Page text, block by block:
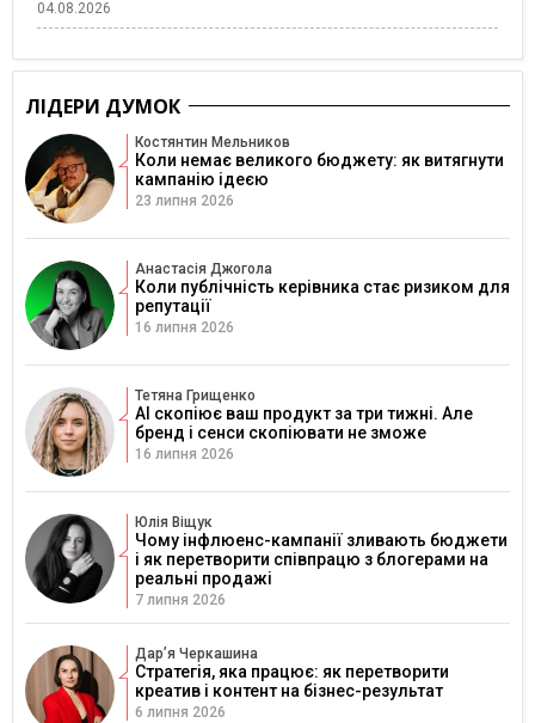
04.08.2026
ЛІДЕРИ ДУМОК
Костянтин Мельников
Коли немає великого бюджету: як витягнути
кампанію ідеєю
23 липня 2026
Анастасія Джогола
Коли публічність керівника стає ризиком для
репутації
16 липня 2026
Тетяна Грищенко
AI скопіює ваш продукт за три тижні. Але
бренд і сенси скопіювати не зможе
16 липня 2026
Юлія Віщук
Чому інфлюенс-кампанії зливають бюджети
і як перетворити співпрацю з блогерами на
реальні продажі
7 липня 2026
Дарʼя Черкашина
Стратегія, яка працює: як перетворити
креатив і контент на бізнес-результат
6 липня 2026